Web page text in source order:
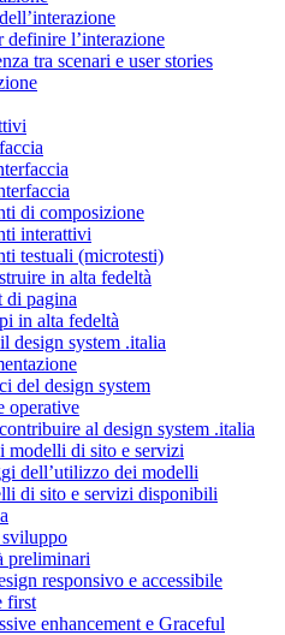
definire l’interazione
tra scenari e user stories
di composizione
interattivi
testuali (microtesti)
in alta fedeltà
di pagina
in alta fedeltà
design system .italia
del design system
operative
al design system .italia
modelli di sito e servizi
dell’utilizzo dei modelli
di sito e servizi disponibili
preliminari
responsivo e accessibile
first
enhancement e Graceful